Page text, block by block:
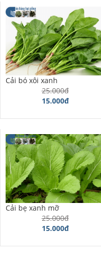
Cải bó xôi xanh
25.000đ
15.000đ
Cải bẹ xanh mỡ
25.000đ
15.000đ